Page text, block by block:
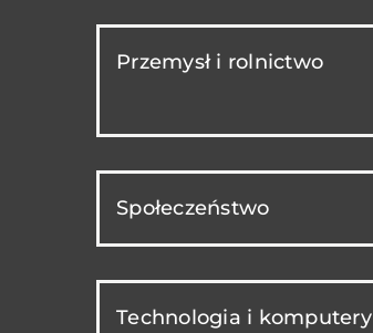
Przemysł i rolnictwo
Społeczeństwo
Technologia i komputery